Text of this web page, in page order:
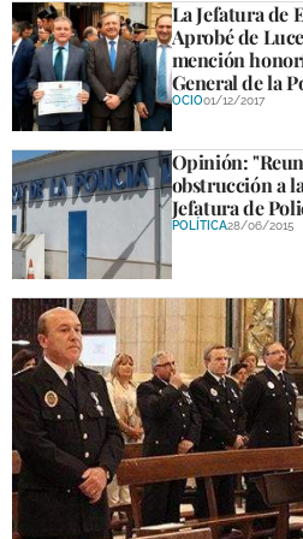
DEPORTES
COMPETICIONES
DEPORTE BASE
OPINIÓN
VENTANA CIUDADANA
CÓRDOBA
PROVINCIA
SUBBÉTICA HOY
SALUD
OBRAS
NECROLÓGICAS
La Jefatura de
Aprobé de
mención
General de la
OCIO01/12/2017
Opinión:
obstrucción a
Jefatura de
POLÍTICA28/06/2015